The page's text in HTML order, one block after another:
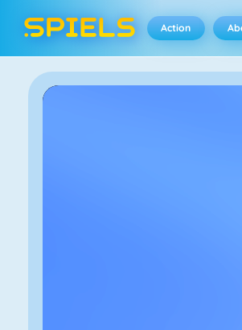
Action